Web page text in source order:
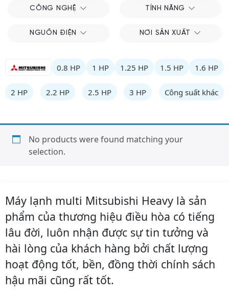
CÔNG NGHỆ TÍNH NĂNG
NGUỒN ĐIỆN NƠI SẢN XUẤT
0.8 HP 1 HP 1.25 HP 1.5 HP 1.6 HP
2 HP 2.2 HP 2.5 HP 3 HP Công suất khác
No products were found matching your
selection.
Máy lạnh multi Mitsubishi Heavy là sản
phẩm của thương hiệu điều hòa có tiếng
lâu đời, luôn nhận được sự tin tưởng và
hài lòng của khách hàng bởi chất lượng
hoạt động tốt, bền, đồng thời chính sách
hậu mãi cũng rất tốt.